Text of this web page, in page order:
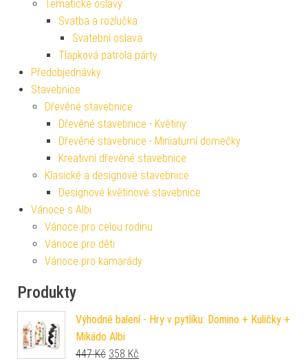
Tematické oslavy
Svatba a rozlučka
Svatební oslava
Tlapková patrola párty
Předobjednávky
Stavebnice
Dřevěné stavebnice
Dřevěné stavebnice - Květiny
Dřevěné stavebnice - Miniaturní domečky
Kreativní dřevěné stavebnice
Klasické a designové stavebnice
Designové květinové stavebnice
Vánoce s Albi
Vánoce pro celou rodinu
Vánoce pro děti
Vánoce pro kamarády
Produkty
Výhodné balení - Hry v pytlíku: Domino + Kuličky +
Mikádo Albi
447Kč Původní cena byla: 447 Kč.
358 Kč